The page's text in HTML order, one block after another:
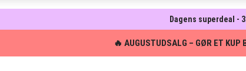
Dagens superdeal -
🔥 AUGUSTUDSALG – GØR ET KUP